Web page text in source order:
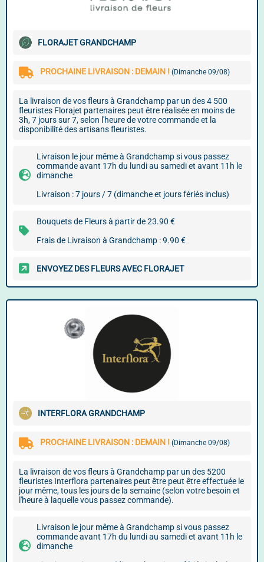
FLORAJET GRANDCHAMP
PROCHAINE LIVRAISON : DEMAIN ! (Dimanche 09/08)
La livraison de vos fleurs à Grandchamp par un des 4 500
fleuristes Florajet partenaires peut être réalisée en moins de
3h, 7 jours sur 7, selon l'heure de votre commande et la
disponibilité des artisans fleuristes.
Livraison le jour même à Grandchamp si vous passez
commande avant 17h du lundi au samedi et avant 11h le
dimanche
Livraison : 7 jours / 7 (dimanche et jours fériés inclus)
Bouquets de Fleurs à partir de 23.90 €
Frais de Livraison à Grandchamp : 9.90 €
ENVOYEZ DES FLEURS AVEC FLORAJET
INTERFLORA GRANDCHAMP
PROCHAINE LIVRAISON : DEMAIN ! (Dimanche 09/08)
La livraison de vos fleurs à Grandchamp par un des 5200
fleuristes Interflora partenaires peut être peut être effectuée le
jour même, tous les jours de la semaine (selon votre besoin et
l'heure à laquelle vous passez commande).
Livraison le jour même à Grandchamp si vous passez
commande avant 17h du lundi au samedi et avant 11h le
dimanche